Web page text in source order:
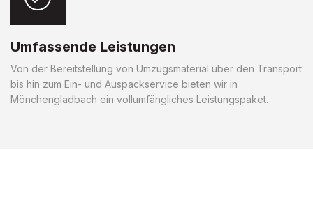
Umfassende Leistungen
Von der Bereitstellung von Umzugsmaterial über den Transport
bis hin zum Ein- und Auspackservice bieten wir in
Mönchengladbach ein vollumfängliches Leistungspaket.